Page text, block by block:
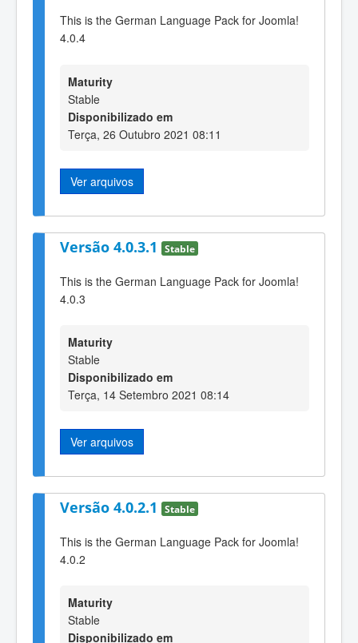
This is the German Language Pack for Joomla!
4.0.4
Maturity
Stable
Disponibilizado em
Terça, 26 Outubro 2021 08:11
Ver arquivos
Versão 4.0.3.1 Stable
This is the German Language Pack for Joomla!
4.0.3
Maturity
Stable
Disponibilizado em
Terça, 14 Setembro 2021 08:14
Ver arquivos
Versão 4.0.2.1 Stable
This is the German Language Pack for Joomla!
4.0.2
Maturity
Stable
Disponibilizado em